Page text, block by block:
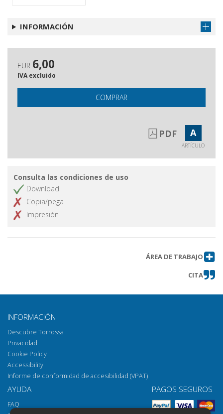
INFORMACIÓN
EUR 6,00
IVA excluido
COMPRAR
PDF A
ARTÍCULO
Consulta las condiciones de uso
Download
Copia/pega
Impresión
ÁREA DE TRABAJO
CITA
INFORMACIÓN
Descubre Torrossa
Privacidad
Cookie Policy
Accessibility
Informe de conformidad de accesibilidad (VPAT)
AYUDA
FAQ
PAGOS SEGUROS